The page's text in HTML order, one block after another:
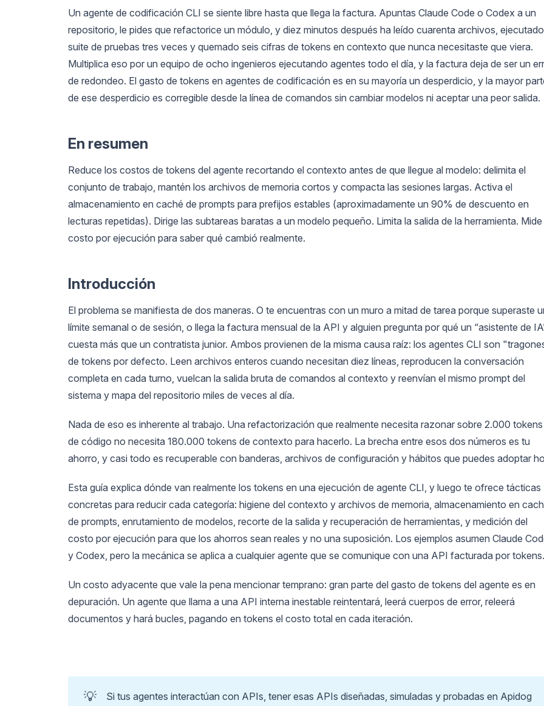
Un agente de codificación CLI se siente libre hasta que llega la factura. Apuntas Claude Code o Codex a un
repositorio, le pides que refactorice un módulo, y diez minutos después ha leído cuarenta archivos,
suite de pruebas tres veces y quemado seis cifras de tokens en contexto que nunca necesitaste que viera.
Multiplica eso por un equipo de ocho ingenieros ejecutando agentes todo el día, y la factura deja de ser un
de redondeo. El gasto de tokens en agentes de codificación es en su mayoría un desperdicio, y la mayor
de ese desperdicio es corregible desde la línea de comandos sin cambiar modelos ni aceptar una peor salida.
En resumen
Reduce los costos de tokens del agente recortando el contexto antes de que llegue al modelo: delimita el
conjunto de trabajo, mantén los archivos de memoria cortos y compacta las sesiones largas. Activa el
almacenamiento en caché de prompts para prefijos estables (aproximadamente un 90% de descuento en
lecturas repetidas). Dirige las subtareas baratas a un modelo pequeño. Limita la salida de la herramienta. Mide
costo por ejecución para saber qué cambió realmente.
Introducción
El problema se manifiesta de dos maneras. O te encuentras con un muro a mitad de tarea porque superaste
límite semanal o de sesión, o llega la factura mensual de la API y alguien pregunta por qué un “asistente de
cuesta más que un contratista junior. Ambos provienen de la misma causa raíz: los agentes CLI son
de tokens por defecto. Leen archivos enteros cuando necesitan diez líneas, reproducen la conversación
completa en cada turno, vuelcan la salida bruta de comandos al contexto y reenvían el mismo prompt del
sistema y mapa del repositorio miles de veces al día.
Nada de eso es inherente al trabajo. Una refactorización que realmente necesita razonar sobre 2.000 tokens
de código no necesita 180.000 tokens de contexto para hacerlo. La brecha entre esos dos números es tu
ahorro, y casi todo es recuperable con banderas, archivos de configuración y hábitos que puedes adoptar
Esta guía explica dónde van realmente los tokens en una ejecución de agente CLI, y luego te ofrece tácticas
concretas para reducir cada categoría: higiene del contexto y archivos de memoria, almacenamiento en
de prompts, enrutamiento de modelos, recorte de la salida y recuperación de herramientas, y medición del
costo por ejecución para que los ahorros sean reales y no una suposición. Los ejemplos asumen Claude
y Codex, pero la mecánica se aplica a cualquier agente que se comunique con una API facturada por tokens.
Un costo adyacente que vale la pena mencionar temprano: gran parte del gasto de tokens del agente es en
depuración. Un agente que llama a una API interna inestable reintentará, leerá cuerpos de error, releerá
documentos y hará bucles, pagando en tokens el costo total en cada iteración.
💡
Si tus agentes interactúan con APIs, tener esas APIs diseñadas, simuladas y probadas en Apidog